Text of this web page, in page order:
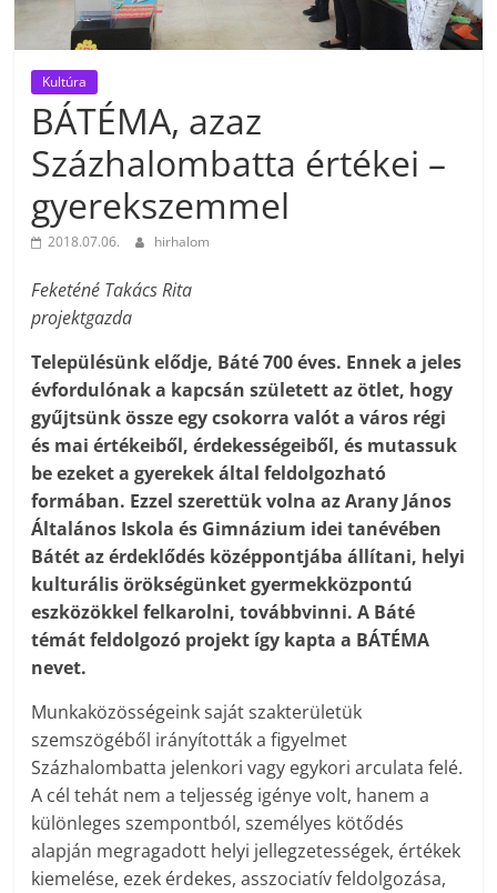
Kultúra
BÁTÉMA, azaz
Százhalombatta értékei –
gyerekszemmel
2018.07.06. hirhalom
Feketéné Takács Rita
projektgazda
Településünk elődje, Báté 700 éves. Ennek a jeles
évfordulónak a kapcsán született az ötlet, hogy
gyűjtsünk össze egy csokorra valót a város régi
és mai értékeiből, érdekességeiből, és mutassuk
be ezeket a gyerekek által feldolgozható
formában. Ezzel szerettük volna az Arany János
Általános Iskola és Gimnázium idei tanévében
Bátét az érdeklődés középpontjába állítani, helyi
kulturális örökségünket gyermekközpontú
eszközökkel felkarolni, továbbvinni. A Báté
témát feldolgozó projekt így kapta a BÁTÉMA
nevet.
Munkaközösségeink saját szakterületük
szemszögéből irányították a figyelmet
Százhalombatta jelenkori vagy egykori arculata felé.
A cél tehát nem a teljesség igénye volt, hanem a
különleges szempontból, személyes kötődés
alapján megragadott helyi jellegzetességek, értékek
kiemelése, ezek érdekes, asszociatív feldolgozása,